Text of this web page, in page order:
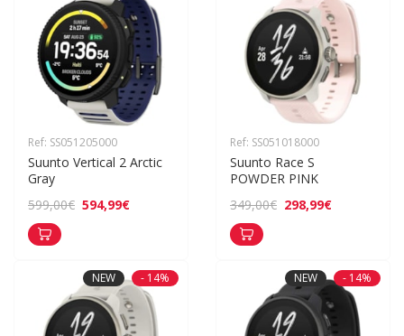
Ref: SS051205000
Suunto Vertical 2 Arctic
Gray
599,00€ 594,99€
Ref: SS051018000
Suunto Race S
POWDER PINK
349,00€ 298,99€
NEW - 14% NEW - 14%